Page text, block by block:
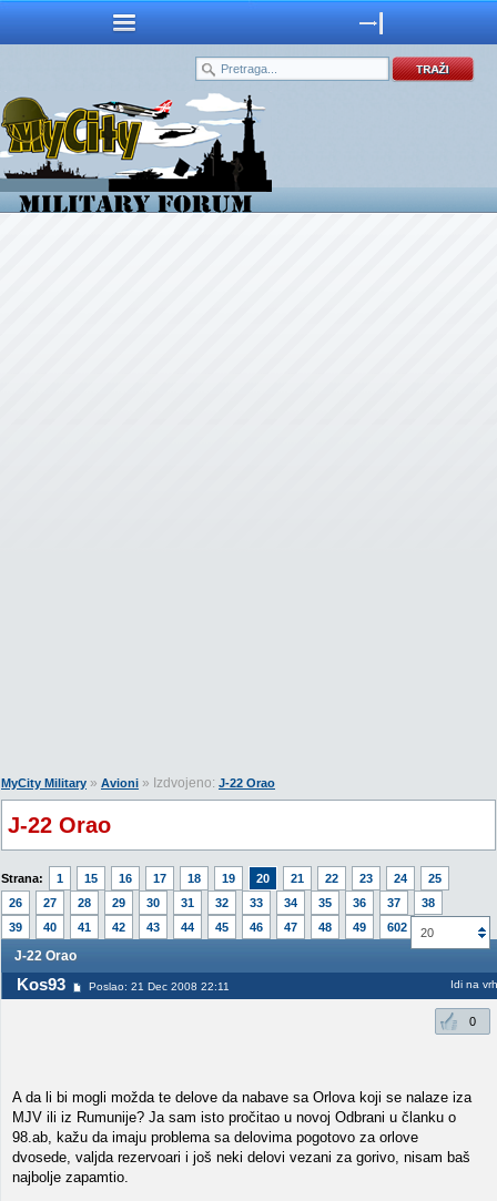
MyCity Military » Avioni » Izdvojeno: J-22 Orao
J-22 Orao
Strana: 1 15 16 17 18 19 20 21 22 23 24
25
26
27 28 29 30 31 32 33 34 35 36 37
38
39
40 41 42 43 44 45 46 47 48 49 602 20
J-22 Orao
Kos93 Poslao: 21 Dec 2008 22:11 Idi na vrh
0
A da li bi mogli možda te delove da nabave sa Orlova koji se nalaze iza
MJV ili iz Rumunije? Ja sam isto pročitao u novoj Odbrani u članku o
98.ab, kažu da imaju problema sa delovima pogotovo za orlove
dvosede, valjda rezervoari i još neki delovi vezani za gorivo, nisam baš
najbolje zapamtio.